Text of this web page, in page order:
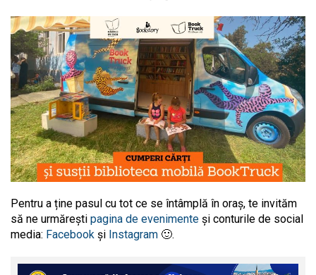
Pentru a ține pasul cu tot ce se întâmplă în oraș, te invităm
să ne urmărești pagina de evenimente și conturile de social
media: Facebook și Instagram 🙂.